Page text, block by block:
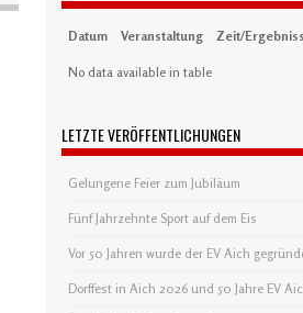
Datum Veranstaltung Zeit/
No data available in table
LETZTE VERÖFFENTLICHUNGEN
Gelungene Feier zum Jubiläum
Fünf Jahrzehnte Sport auf dem Eis
Vor 50 Jahren wurde der EV Aich
Dorffest in Aich 2026 und 50 Jahre EV